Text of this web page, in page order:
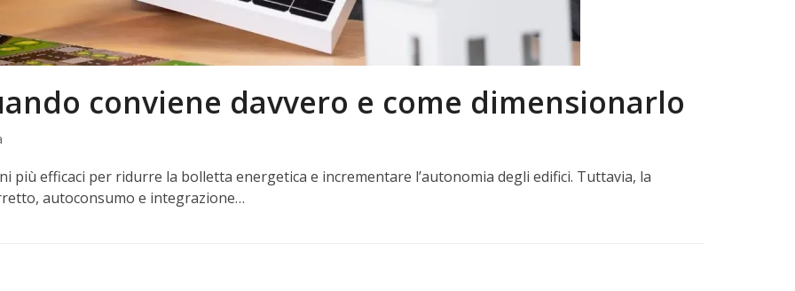
conviene davvero e come dimensionarlo
più efficaci per ridurre la bolletta energetica e incrementare l’autonomia degli edifici. Tuttavia, la
autoconsumo e integrazione…